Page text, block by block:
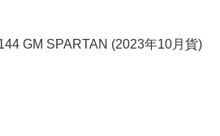
GM SPARTAN (2023年10月貨)